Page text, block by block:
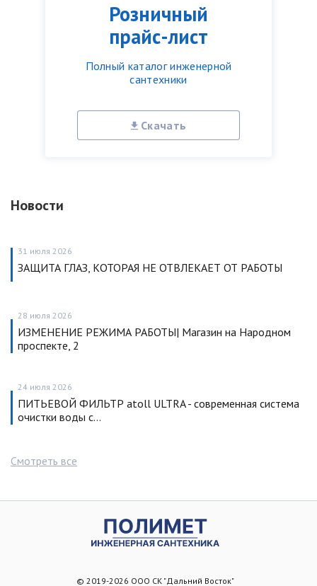
Розничный
прайс-лист
Полный каталог инженерной
сантехники
Скачать
Новости
31 июля 2026
ЗАЩИТА ГЛАЗ, КОТОРАЯ НЕ ОТВЛЕКАЕТ ОТ РАБОТЫ
28 июля 2026
ИЗМЕНЕНИЕ РЕЖИМА РАБОТЫ| Магазин на Народном
проспекте, 2
24 июля 2026
ПИТЬЕВОЙ ФИЛЬТР atoll ULTRA - современная система
очистки воды с…
Смотреть все
© 2019-2026 ООО СК "Дальний Восток"